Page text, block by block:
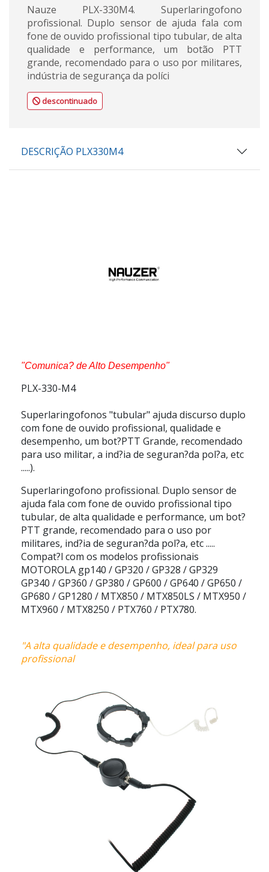
Nauze PLX-330M4. Superlaringofono
profissional. Duplo sensor de ajuda fala com
fone de ouvido profissional tipo tubular, de alta
qualidade e performance, um botão PTT
grande, recomendado para o uso por militares,
indústria de segurança da políci
descontinuado
DESCRIÇÃO PLX330M4
"Comunica? de Alto Desempenho"
PLX-330-M4
Superlaringofonos "tubular" ajuda discurso duplo
com fone de ouvido profissional, qualidade e
desempenho, um bot?PTT Grande, recomendado
para uso militar, a ind?ia de seguran?da pol?a, etc
.....).
Superlaringofono profissional. Duplo sensor de
ajuda fala com fone de ouvido profissional tipo
tubular, de alta qualidade e performance, um bot?
PTT grande, recomendado para o uso por
militares, ind?ia de seguran?da pol?a, etc .....
Compat?l com os modelos profissionais
MOTOROLA gp140 / GP320 / GP328 / GP329
GP340 / GP360 / GP380 / GP600 / GP640 / GP650 /
GP680 / GP1280 / MTX850 / MTX850LS / MTX950 /
MTX960 / MTX8250 / PTX760 / PTX780.
"A alta qualidade e desempenho, ideal para uso
profissional